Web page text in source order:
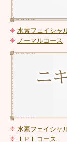
❈ 水素フェイシャ
❈ ノーマルコース
❈ 水素フェイシャ
❈
ＩＰＬコース